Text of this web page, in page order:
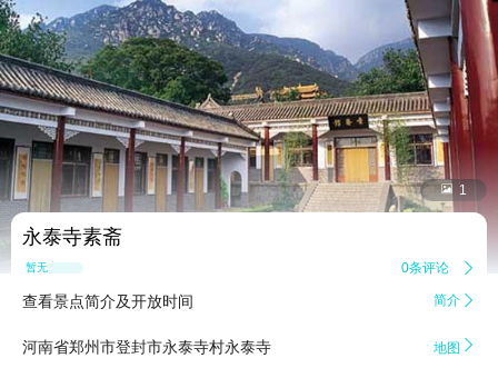
 1
永泰寺素斋
暂无点评 0条评论 
查看景点简介及开放时间 简介 
河南省郑州市登封市永泰寺村永泰寺 地图 
